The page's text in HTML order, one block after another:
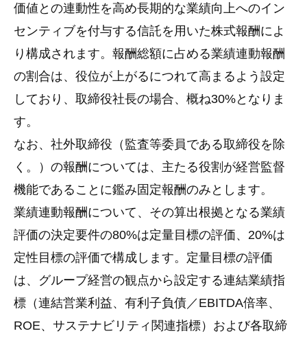
価値との連動性を高め長期的な業績向上へのイン
センティブを付与する信託を用いた株式報酬によ
り構成されます。報酬総額に占める業績連動報酬
の割合は、役位が上がるにつれて高まるよう設定
しており、取締役社長の場合、概ね30%となりま
す。
なお、社外取締役（監査等委員である取締役を除
く。）の報酬については、主たる役割が経営監督
機能であることに鑑み固定報酬のみとします。
業績連動報酬について、その算出根拠となる業績
評価の決定要件の80%は定量目標の評価、20%は
定性目標の評価で構成します。定量目標の評価
は、グループ経営の観点から設定する連結業績指
標（連結営業利益、有利子負債／EBITDA倍率、
ROE、サステナビリティ関連指標）および各取締